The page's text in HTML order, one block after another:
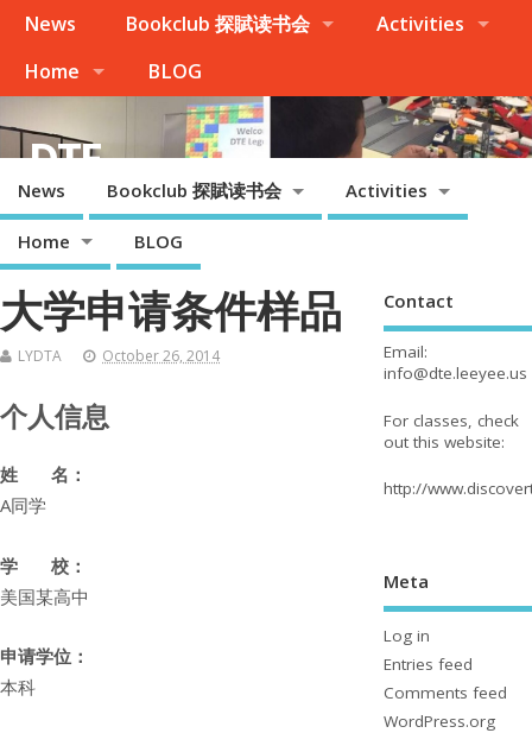
News Bookclub 探賦读书会
Activities
Home
BLOG
DTE
Palo Alto, Cupertino, Evergreen San Jose, Milpitas, Fremont/Newark
News Bookclub 探賦读书会 Activities
Home BLOG
大学申请条件样品
LYDTA October 26, 2014
个人信息
姓 名：
A同学
学 校：
美国某高中
申请学位：
本科
Contact
Email:
info@dte.leeyee.us
For classes, check
out this website:
http://
Meta
Log in
Entries feed
Comments feed
WordPress.org